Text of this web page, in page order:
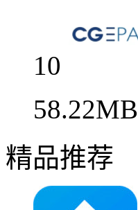
10
58.22MB
精品推荐